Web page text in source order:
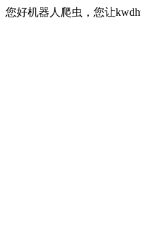
您好机器人爬虫，您让